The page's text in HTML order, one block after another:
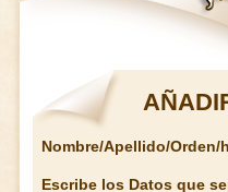
Nombre/Apellido/Orden/
Escribe los Datos que